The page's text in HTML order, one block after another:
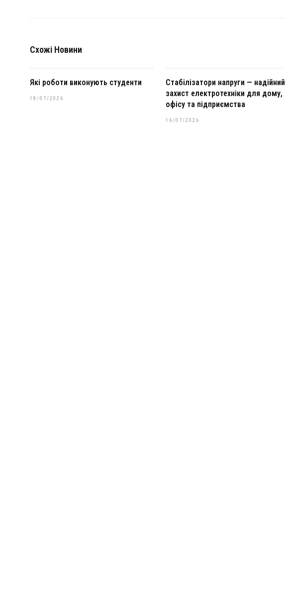
Схожі Новини
Які роботи виконують студенти
18/07/2026
Стабілізатори напруги — надійний
захист електротехніки для дому,
офісу та підприємства
16/07/2026